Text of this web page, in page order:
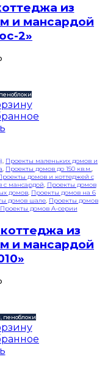
из
и мансардой
2»
, Проекты маленьких домов и
, Проекты домов до 150 кв.м.,
домов и коттеджей с
с мансардой, Проекты домов
домов, Проекты домов на 6
домов шале, Проекты домов
Проекты домов A-серии
из
и мансардой
пеноблоки